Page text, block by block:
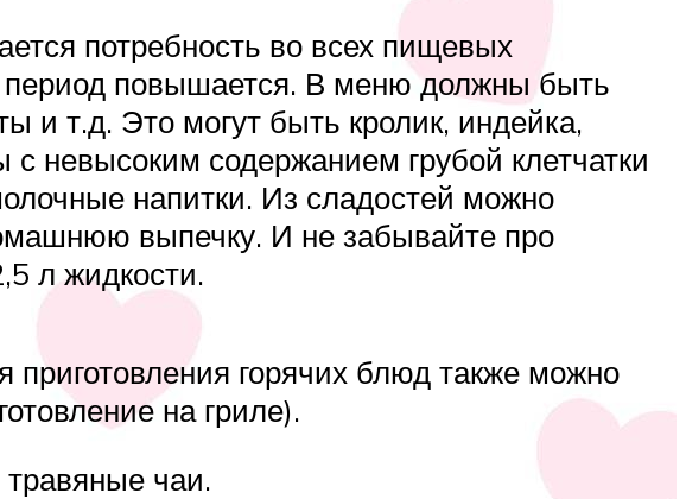
потребность во всех пищевых
период повышается. В меню должны быть
и т.д. Это могут быть кролик, индейка,
невысоким содержанием грубой клетчатки
напитки. Из сладостей можно
выпечку. И не забывайте про
л жидкости.
горячих блюд также можно
на гриле).
чаи.